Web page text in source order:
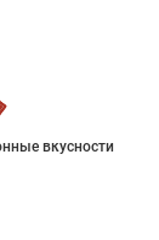
вкусности